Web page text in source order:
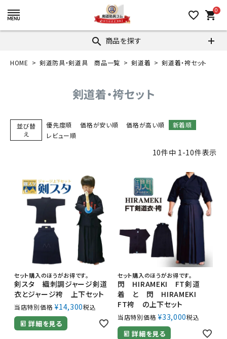
favorite_border 0
shopping_cart
search 商品を探す
HOME 剣道防具・剣道具 商品一覧 剣道着 剣道着・袴セット
剣道着・袴セット
並び替
え
優先度順 価格が安い順 価格が高い順
新着順
レビュー順
10件中 1-10件表示
セット購入のほうがお得です。
剣スタ 織刺調ジャージ剣道
衣とジャージ袴 上下セット
当店特別価格 ¥14,300税込
詳細を見る
セット購入のほうがお得です。
閃 HIRAMEKI FT剣道
着 と 閃 HIRAMEKI
FT袴 の上下セット
当店特別価格 ¥33,000税込
詳細を見る